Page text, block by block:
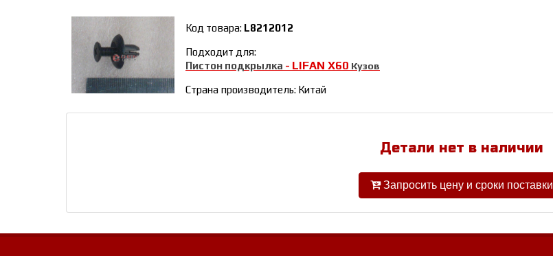
Код товара: L8212012
Подходит для:
Пистон подкрылка - LIFAN Х60 Кузов
Страна производитель: Китай
Детали нет в наличии
Запросить цену и сроки поставки